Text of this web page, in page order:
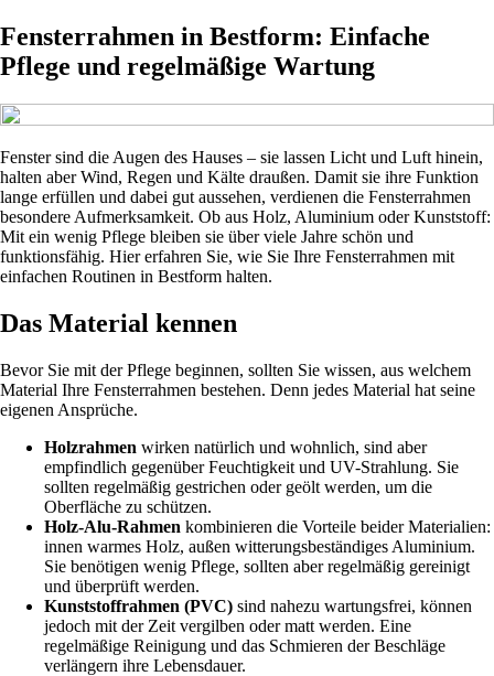
Fensterrahmen in Bestform: Einfache
Pflege und regelmäßige Wartung
Fenster sind die Augen des Hauses – sie lassen Licht und Luft hinein,
halten aber Wind, Regen und Kälte draußen. Damit sie ihre Funktion
lange erfüllen und dabei gut aussehen, verdienen die Fensterrahmen
besondere Aufmerksamkeit. Ob aus Holz, Aluminium oder Kunststoff:
Mit ein wenig Pflege bleiben sie über viele Jahre schön und
funktionsfähig. Hier erfahren Sie, wie Sie Ihre Fensterrahmen mit
einfachen Routinen in Bestform halten.
Das Material kennen
Bevor Sie mit der Pflege beginnen, sollten Sie wissen, aus welchem
Material Ihre Fensterrahmen bestehen. Denn jedes Material hat seine
eigenen Ansprüche.
Holzrahmen wirken natürlich und wohnlich, sind aber
empfindlich gegenüber Feuchtigkeit und UV-Strahlung. Sie
sollten regelmäßig gestrichen oder geölt werden, um die
Oberfläche zu schützen.
Holz-Alu-Rahmen kombinieren die Vorteile beider Materialien:
innen warmes Holz, außen witterungsbeständiges Aluminium.
Sie benötigen wenig Pflege, sollten aber regelmäßig gereinigt
und überprüft werden.
Kunststoffrahmen (PVC) sind nahezu wartungsfrei, können
jedoch mit der Zeit vergilben oder matt werden. Eine
regelmäßige Reinigung und das Schmieren der Beschläge
verlängern ihre Lebensdauer.